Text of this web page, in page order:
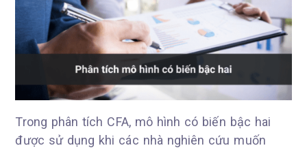
Trong phân tích CFA, mô hình có biến bậc hai
được sử dụng khi các nhà nghiên cứu muốn